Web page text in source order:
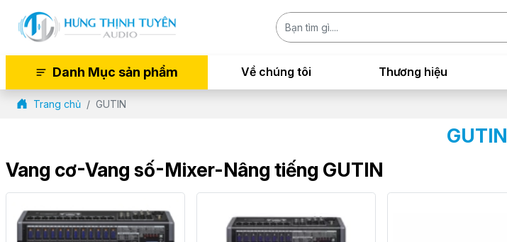
Danh Mục sản phẩm Về chúng tôi Thương hiệu
Trang chủ GUTIN
GUTIN
Vang cơ-Vang số-Mixer-Nâng tiếng GUTIN